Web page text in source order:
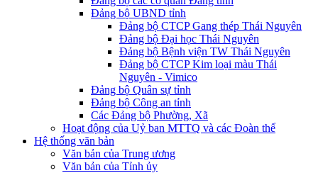
Đảng bộ UBND tỉnh
Đảng bộ CTCP Gang thép Thái Nguyên
Đảng bộ Đại học Thái Nguyên
Đảng bộ Bệnh viện TW Thái Nguyên
Đảng bộ CTCP Kim loại màu Thái
Nguyên - Vimico
Đảng bộ Quân sự tỉnh
Đảng bộ Công an tỉnh
Các Đảng bộ Phường, Xã
Hoạt động của Uỷ ban MTTQ và các Đoàn thể
Hệ thống văn bản
Văn bản của Trung ương
Văn bản của Tỉnh ủy